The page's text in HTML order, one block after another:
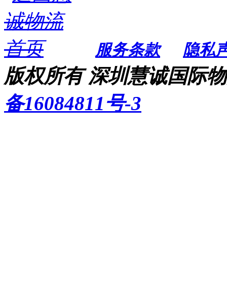
服务条款 隐私
版权所有 深圳慧诚国际
备16084811号-3